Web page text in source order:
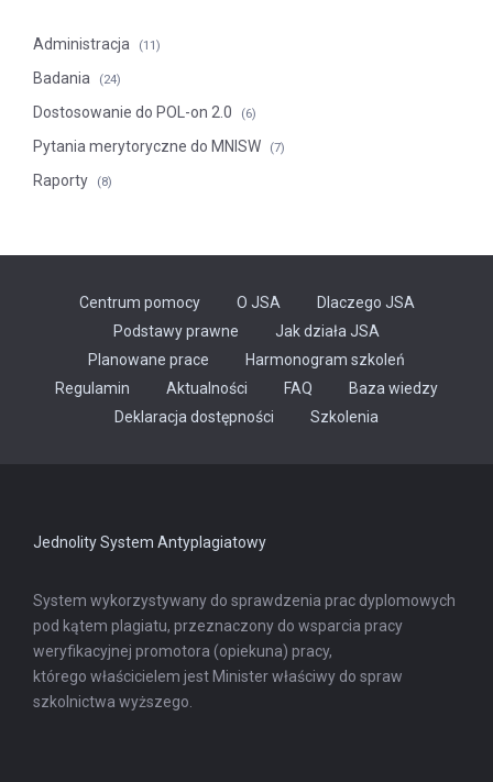
Administracja (11)
Badania (24)
Dostosowanie do POL-on 2.0 (6)
Pytania merytoryczne do MNISW (7)
Raporty (8)
Centrum pomocy O JSA
Dlaczego JSA
Podstawy prawne
Jak działa JSA
Planowane prace
Harmonogram szkoleń
Regulamin
Aktualności FAQ
Baza wiedzy
Deklaracja dostępności
Szkolenia
Jednolity System Antyplagiatowy
System wykorzystywany do sprawdzenia prac dyplomowych
pod kątem plagiatu, przeznaczony do wsparcia pracy
weryfikacyjnej promotora (opiekuna) pracy,
którego właścicielem jest Minister właściwy do spraw
szkolnictwa wyższego.